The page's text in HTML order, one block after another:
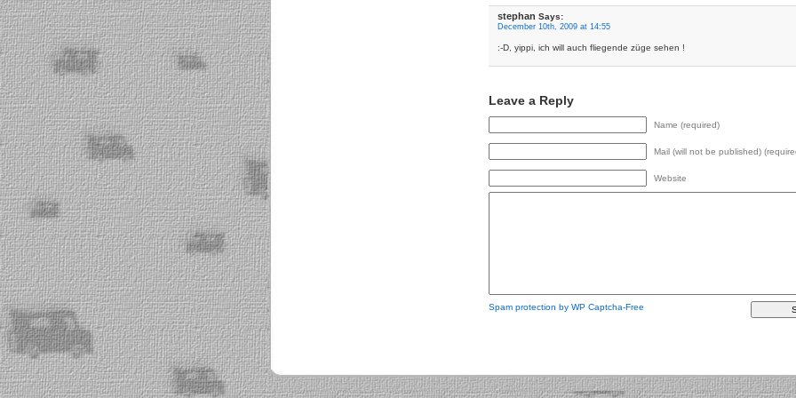
stephan Says:
December 10th, 2009 at 14:55
:-D, yippi, ich will auch fliegende züge sehen !
Leave a Reply
Name (required)
Mail (will not be published)
Website
Spam protection by WP Captcha-Free